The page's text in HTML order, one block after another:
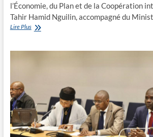
l’Économie, du Plan et de la Coopération
Tahir Hamid Nguilin, accompagné du
Lire PlusLa
et
s’engage
aux
côtés